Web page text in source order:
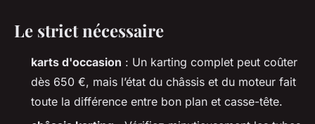
Le strict nécessaire
karts d'occasion : Un karting complet peut coûter
dès 650 €, mais l’état du châssis et du moteur fait
toute la différence entre bon plan et casse-tête.